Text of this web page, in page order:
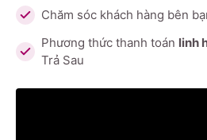
Chăm sóc khách hàng bên
Phương thức thanh toán linh
Trả Sau